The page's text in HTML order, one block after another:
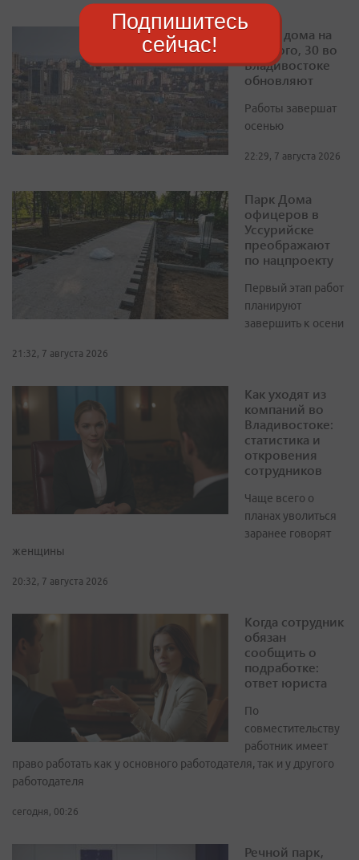
Фасад дома на
Толстого, 30 во
Владивостоке
обновляют
Работы завершат
осенью
22:29, 7 августа 2026
Парк Дома
офицеров в
Уссурийске
преображают
по нацпроекту
Первый этап работ
планируют
завершить к осени
21:32, 7 августа 2026
Как уходят из
компаний во
Владивостоке:
статистика и
откровения
сотрудников
Чаще всего о
планах уволиться
заранее говорят
женщины
20:32, 7 августа 2026
Когда сотрудник
обязан
сообщить о
подработке:
ответ юриста
По
совместительству
работник имеет
право работать как у основного работодателя, так и у другого
работодателя
сегодня, 00:26
Речной парк,
Подпишитесь
сейчас!